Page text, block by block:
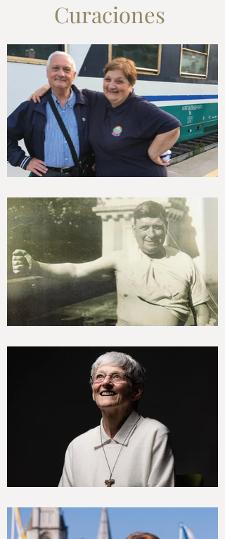
Curaciones